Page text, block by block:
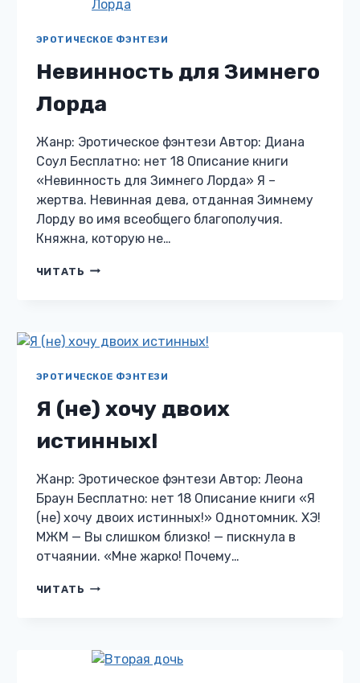
ЭРОТИЧЕСКОЕ ФЭНТЕЗИ
Невинность для Зимнего
Лорда
Жанр: Эротическое фэнтези Автор: Диана
Соул Бесплатно: нет 18 Описание книги
«Невинность для Зимнего Лорда» Я –
жертва. Невинная дева, отданная Зимнему
Лорду во имя всеобщего благополучия.
Княжна, которую не…
ЧИТАТЬ НЕВИННОСТЬ
ЭРОТИЧЕСКОЕ ФЭНТЕЗИ
Я (не) хочу двоих
истинных!
Жанр: Эротическое фэнтези Автор: Леона
Браун Бесплатно: нет 18 Описание книги «Я
(не) хочу двоих истинных!» Однотомник. ХЭ!
МЖМ — Вы слишком близко! — пискнула в
отчаянии. «Мне жарко! Почему…
ЧИТАТЬ Я
ИСТИННЫХ!